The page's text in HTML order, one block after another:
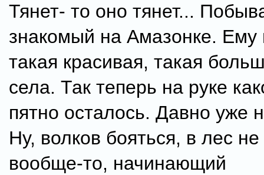
Тянет- то оно тянет...
знакомый на Амазонке. Ему
такая красивая, такая
села. Так теперь на руке
пятно осталось. Давно уже
Ну, волков бояться, в лес
вообще-то, начинающий